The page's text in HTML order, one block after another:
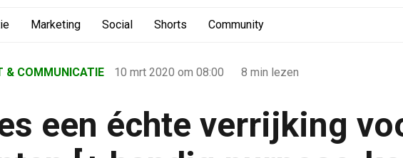
Marketing Social Shorts Community
& COMMUNICATIE 10 mrt 2020 om 08:00 8 min lezen
een échte verrijking